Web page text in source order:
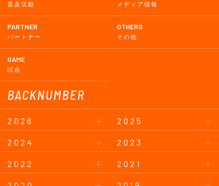
普及活動 メディア情報
PARTNER
パートナー
OTHERS
その他
GAME
試合
BACKNUMBER
2026
2025
2024
2023
2022
2021